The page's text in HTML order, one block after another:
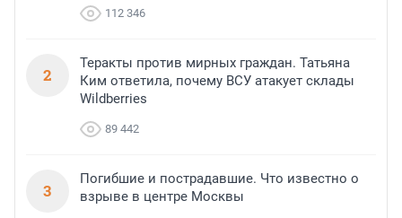
112 346
2
Теракты против мирных граждан. Татьяна
Ким ответила, почему ВСУ атакует склады
Wildberries
89 442
3
Погибшие и пострадавшие. Что известно о
взрыве в центре Москвы